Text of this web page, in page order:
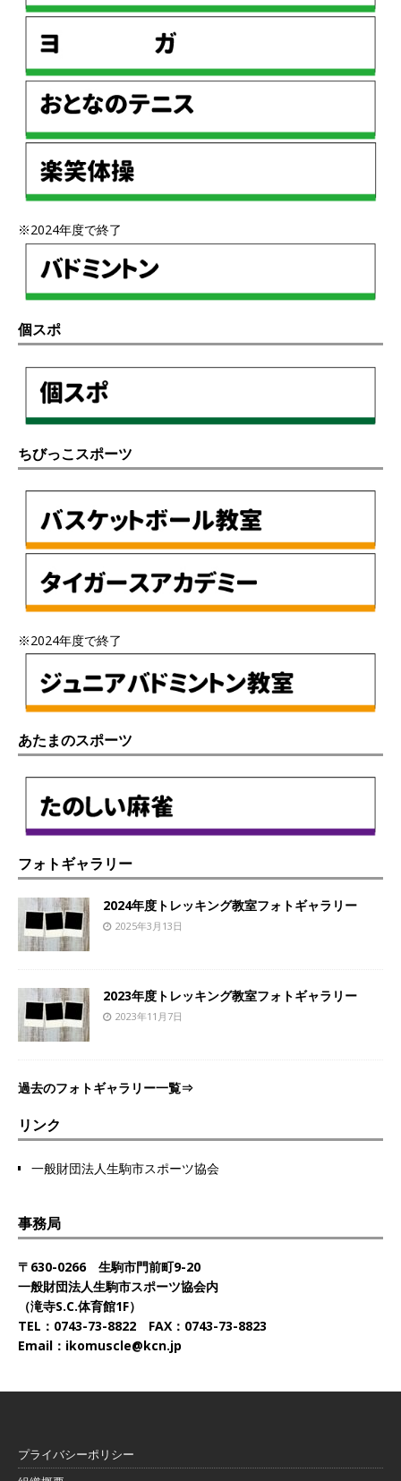
※2024年度で終了
個スポ
ちびっこスポーツ
※2024年度で終了
あたまのスポーツ
フォトギャラリー
2024年度トレッキング教室フォトギャラリー
2025年3月13日
2023年度トレッキング教室フォトギャラリー
2023年11月7日
過去のフォトギャラリー一覧⇒
リンク
一般財団法人生駒市スポーツ協会
事務局
〒630-0266 生駒市門前町9-20
一般財団法人生駒市スポーツ協会内
（滝寺S.C.体育館1F）
TEL：0743-73-8822 FAX：0743-73-8823
Email：ikomuscle@kcn.jp
プライバシーポリシー